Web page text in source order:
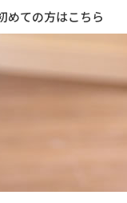
めての方はこちら